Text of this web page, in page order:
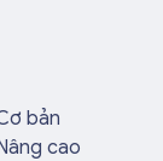
bản
cao